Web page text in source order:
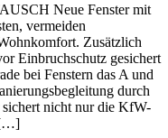
Neue Fenster mit
vermeiden
Zusätzlich
Einbruchschutz gesichert
bei Fenstern das A und
durch
nicht nur die KfW-
[…]